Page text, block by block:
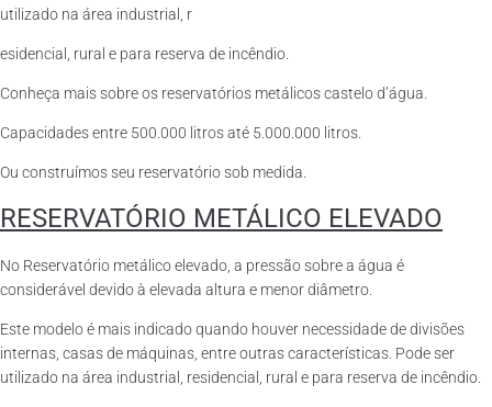
utilizado na área industrial, r
esidencial, rural e para reserva de incêndio.
Conheça mais sobre os reservatórios metálicos castelo d’água.
Capacidades entre 500.000 litros até 5.000.000 litros.
Ou construímos seu reservatório sob medida.
RESERVATÓRIO METÁLICO ELEVADO
No Reservatório metálico elevado, a pressão sobre a água é
considerável devido à elevada altura e menor diâmetro.
Este modelo é mais indicado quando houver necessidade de divisões
internas, casas de máquinas, entre outras características. Pode ser
utilizado na área industrial, residencial, rural e para reserva de incêndio.